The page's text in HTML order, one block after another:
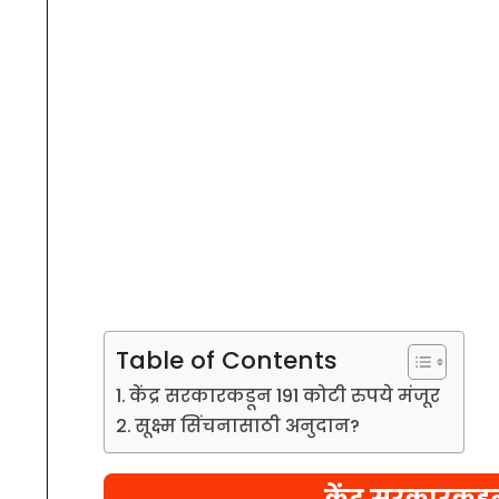
Table of Contents
केंद्र सरकारकडून 191 कोटी रुपये मंजूर
सूक्ष्म सिंचनासाठी अनुदान?